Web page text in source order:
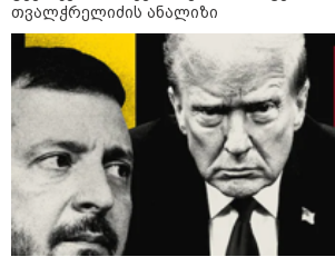
14:14 / 06-08-2026
"მეც ერთ-ერთი მათგანი
ლიფტში გაიჭედა" - ლევან
თვალჭრელიძის ანალიზი